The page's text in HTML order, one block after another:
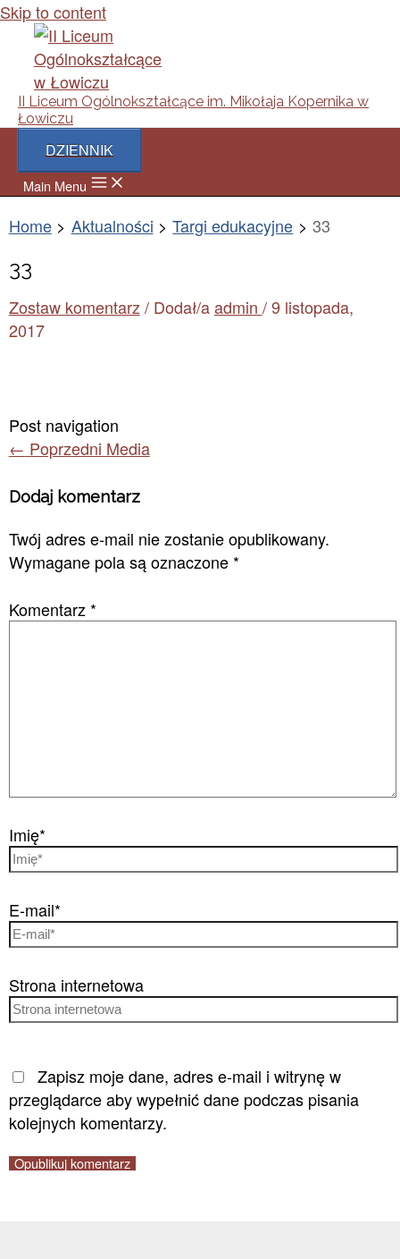
Skip to content
II Liceum Ogólnokształcące im. Mikołaja Kopernika w
Łowiczu
DZIENNIK
Main Menu
Home Aktualności Targi edukacyjne 33
33
Zostaw komentarz / Dodał/a admin /9 listopada,
2017
Post navigation
← Poprzedni Media
Dodaj komentarz
Twój adres e-mail nie zostanie opublikowany.
Wymagane pola są oznaczone *
Komentarz *
Imię*
E-mail*
Strona internetowa
Zapisz moje dane, adres e-mail i witrynę w
przeglądarce aby wypełnić dane podczas pisania
kolejnych komentarzy.